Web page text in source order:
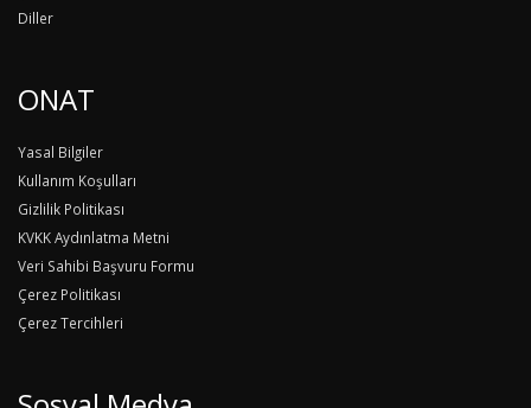
Diller
ONAT
Yasal Bilgiler
Kullanım Koşulları
Gizlilik Politikası
KVKK Aydınlatma Metni
Veri Sahibi Başvuru Formu
Çerez Politikası
Çerez Tercihleri